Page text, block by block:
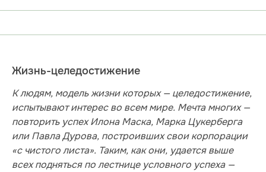
Жизнь-целедостижение
К людям, модель жизни которых — целедостижение,
испытывают интерес во всем мире. Мечта многих —
повторить успех Илона Маска, Марка Цукерберга
или Павла Дурова, построивших свои корпорации
«с чистого листа». Таким, как они, удается выше
всех подняться по лестнице условного успеха —